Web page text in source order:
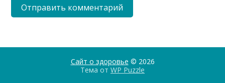
Сайт о здоровье © 2026
Тема от WP Puzzle